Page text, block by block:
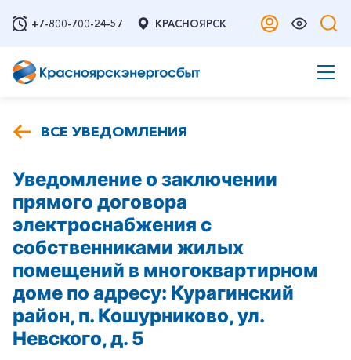
+7-800-700-24-57 КРАСНОЯРСК
ВСЕ УВЕДОМЛЕНИЯ
Уведомление о заключении
прямого договора
электроснабжения с
собственниками жилых
помещений в многоквартирном
доме по адресу: Курагинский
район, п. Кошурниково, ул.
Невского, д. 5